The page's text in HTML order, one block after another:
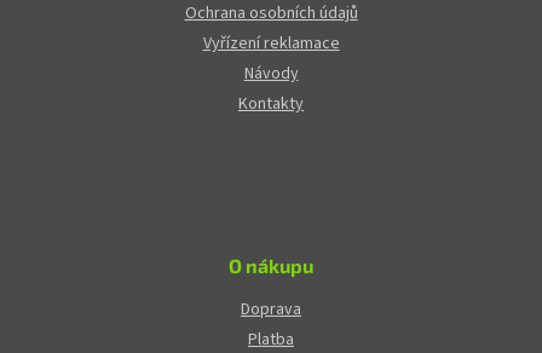
Ochrana osobních údajů
Vyřízení reklamace
Návody
Kontakty
O nákupu
Doprava
Platba